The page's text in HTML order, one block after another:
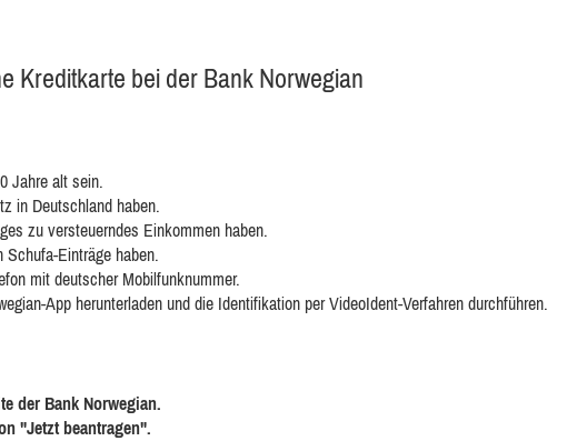
Kreditkarte bei der Bank Norwegian
Jahre alt sein.
in Deutschland haben.
zu versteuerndes Einkommen haben.
Einträge haben.
mit deutscher Mobilfunknummer.
App herunterladen und die Identifikation per VideoIdent-Verfahren durchführen.
der Bank Norwegian.
"Jetzt beantragen".